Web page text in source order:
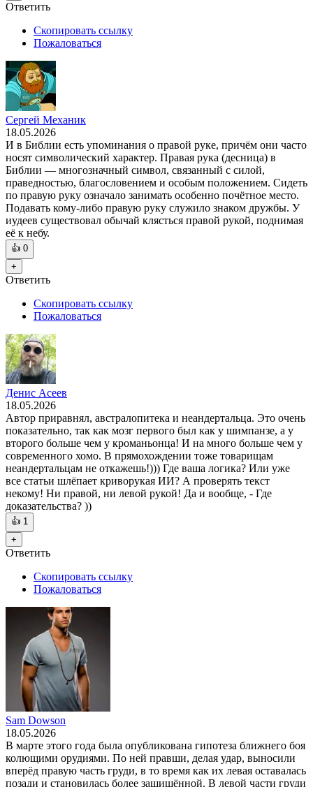
Ответить
Скопировать ссылку
Пожаловаться
Сергей Механик
18.05.2026
И в Библии есть упоминания о правой руке, причём они часто
носят символический характер. Правая рука (десница) в
Библии — многозначный символ, связанный с силой,
праведностью, благословением и особым положением. Сидеть
по правую руку означало занимать особенно почётное место.
Подавать кому-либо правую руку служило знаком дружбы. У
иудеев существовал обычай клясться правой рукой, поднимая
её к небу.
👍 0
+
Ответить
Скопировать ссылку
Пожаловаться
Денис Асеев
18.05.2026
Автор приравнял, австралопитека и неандертальца. Это очень
показательно, так как мозг первого был как у шимпанзе, а у
второго больше чем у кроманьонца! И на много больше чем у
современного хомо. В прямохождении тоже товарищам
неандертальцам не откажешь!))) Где ваша логика? Или уже
все статьи шлёпает криворукая ИИ? А проверять текст
некому! Ни правой, ни левой рукой! Да и вообще, - Где
доказательства? ))
👍 1
+
Ответить
Скопировать ссылку
Пожаловаться
Sam Dowson
18.05.2026
В марте этого года была опубликована гипотеза ближнего боя
колющими орудиями. По ней правши, делая удар, выносили
вперёд правую часть груди, в то время как их левая оставалась
позади и становилась более защищённой. В левой части груди